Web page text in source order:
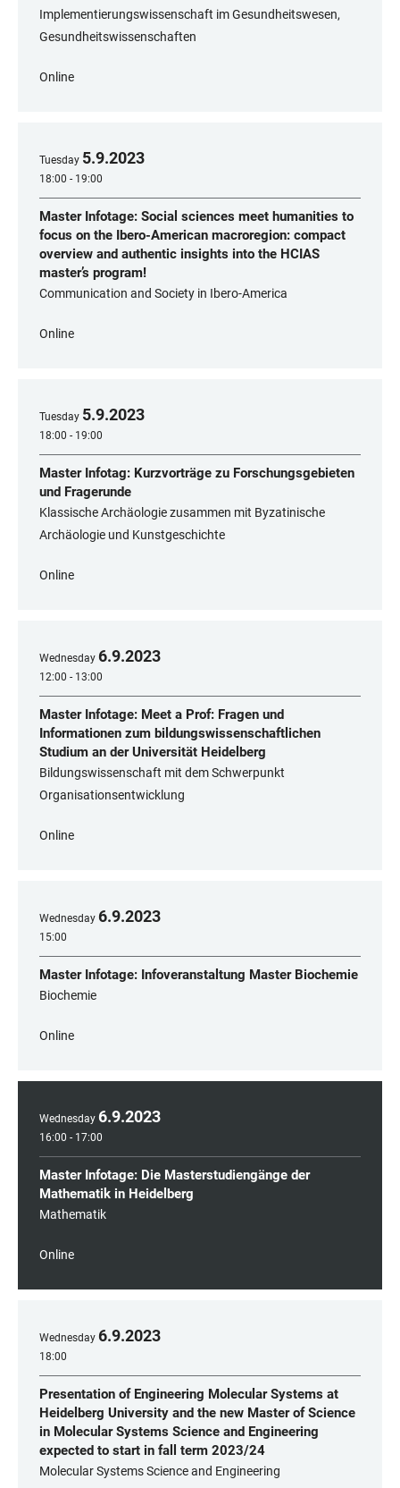
Implementierungswissenschaft im Gesundheitswesen,
Gesundheitswissenschaften
Online
Tuesday 5.9.2023
18:00 - 19:00
Master Infotage: Social sciences meet humanities to
focus on the Ibero-American macroregion: compact
overview and authentic insights into the HCIAS
master’s program!
Communication and Society in Ibero-America
Online
Tuesday 5.9.2023
18:00 - 19:00
Master Infotag: Kurzvorträge zu Forschungsgebieten
und Fragerunde
Klassische Archäologie zusammen mit Byzatinische
Archäologie und Kunstgeschichte
Online
Wednesday 6.9.2023
12:00 - 13:00
Master Infotage: Meet a Prof: Fragen und
Informationen zum bildungswissenschaftlichen
Studium an der Universität Heidelberg
Bildungswissenschaft mit dem Schwerpunkt
Organisationsentwicklung
Online
Wednesday 6.9.2023
15:00
Master Infotage: Infoveranstaltung Master Biochemie
Biochemie
Online
Wednesday 6.9.2023
16:00 - 17:00
Master Infotage: Die Masterstudiengänge der
Mathematik in Heidelberg
Mathematik
Online
Wednesday 6.9.2023
18:00
Presentation of Engineering Molecular Systems at
Heidelberg University and the new Master of Science
in Molecular Systems Science and Engineering
expected to start in fall term 2023/24
Molecular Systems Science and Engineering